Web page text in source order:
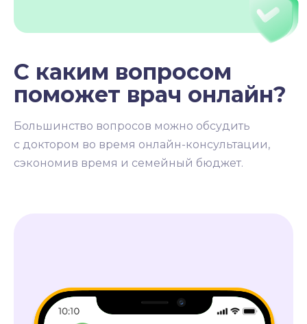
С каким вопросом
поможет врач онлайн?
Большинство вопросов можно обсудить
с доктором во время онлайн-консультации,
сэкономив время и семейный бюджет.